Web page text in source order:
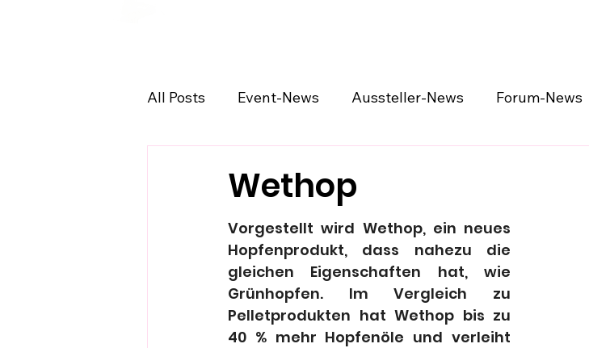
All Posts Event-News Aussteller-News Forum-News
Wethop
Vorgestellt wird Wethop, ein neues
Hopfenprodukt, dass nahezu die
gleichen Eigenschaften hat, wie
Grünhopfen. Im Vergleich zu
Pelletprodukten hat Wethop bis zu
40 % mehr Hopfenöle und verleiht